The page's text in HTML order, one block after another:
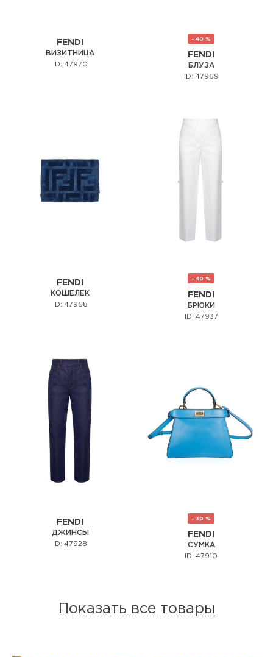
FENDI
ВИЗИТНИЦА
ID: 47970
- 40 %
FENDI
БЛУЗА
ID: 47969
FENDI
КОШЕЛЕК
ID: 47968
- 40 %
FENDI
БРЮКИ
ID: 47937
FENDI
ДЖИНСЫ
ID: 47928
- 30 %
FENDI
СУМКА
ID: 47910
Показать все товары